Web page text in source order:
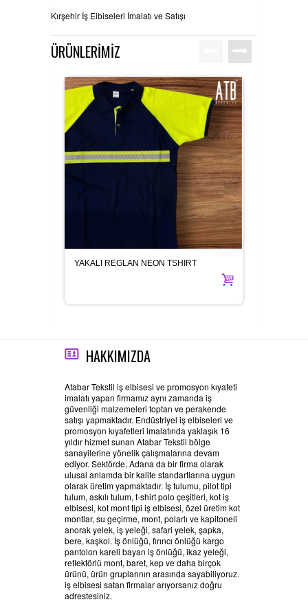
Kırşehir İş Elbiseleri İmalatı ve Satışı
ÜRÜNLERİMİZ
YAKALI REGLAN NEON TSHIRT
HAKKIMIZDA
Atabar Tekstil iş elbisesi ve promosyon kıyafeti
imalatı yapan firmamız aynı zamanda iş
güvenliği malzemeleri toptan ve perakende
satışı yapmaktadır. Endüstriyel iş elbiseleri ve
promosyon kıyafetleri imalatında yaklaşık 16
yıldır hizmet sunan Atabar Tekstil bölge
sanayilerine yönelik çalışmalarına devam
ediyor. Sektörde, Adana da bir firma olarak
ulusal anlamda bir kalite standartlarına uygun
olarak üretim yapmaktadır. İş tulumu, pilot tipi
tulum, askılı tulum, t-shirt polo çeşitleri, kot iş
elbisesi, kot mont tipi iş elbisesi, özel üretim kot
montlar, su geçirme, mont, polarlı ve kapitoneli
anorak yelek, iş yeleği, safari yelek, şapka,
bere, kaşkol. İş önlüğü, fırıncı önlüğü kargo
pantolon kareli bayan iş önlüğü, ikaz yeleği,
reflektörlü mont, baret, kep ve daha birçok
ürünü, ürün gruplarının arasında sayabiliyoruz.
iş elbisesi satan firmalar arıyorsanız doğru
adrestesiniz.